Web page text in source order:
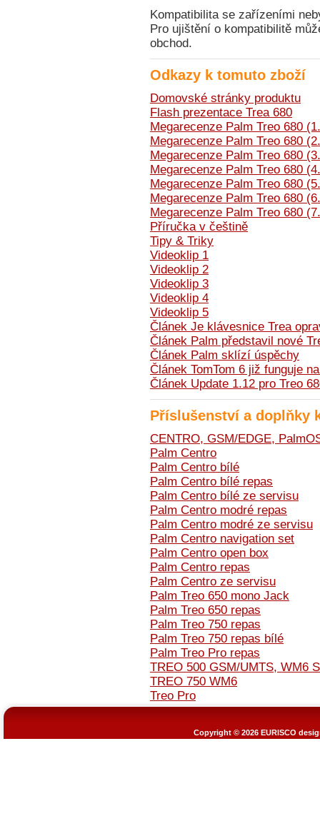
Kompatibilita se zařízeními
Pro ujištění o kompatibilitě
obchod.
Odkazy k tomuto zboží
Domovské stránky produktu
Flash prezentace Trea 680
Megarecenze Palm Treo 680
Megarecenze Palm Treo 680
Megarecenze Palm Treo 680
Megarecenze Palm Treo 680
Megarecenze Palm Treo 680
Megarecenze Palm Treo 680
Megarecenze Palm Treo 680
Příručka v češtině
Tipy & Triky
Videoklip 1
Videoklip 2
Videoklip 3
Videoklip 4
Videoklip 5
Článek Je klávesnice Trea
Článek Palm představil nové
Článek Palm sklízí úspěchy
Článek TomTom 6 již funguje
Článek Update 1.12 pro Treo
Příslušenství a doplňky
CENTRO, GSM/EDGE,
Palm Centro
Palm Centro bílé
Palm Centro bílé repas
Palm Centro bílé ze servisu
Palm Centro modré repas
Palm Centro modré ze servisu
Palm Centro navigation set
Palm Centro open box
Palm Centro repas
Palm Centro ze servisu
Palm Treo 650 mono Jack
Palm Treo 650 repas
Palm Treo 750 repas
Palm Treo 750 repas bílé
Palm Treo Pro repas
TREO 500 GSM/UMTS, WM6
TREO 750 WM6
Treo Pro
Copyright © 2026 EURISCO